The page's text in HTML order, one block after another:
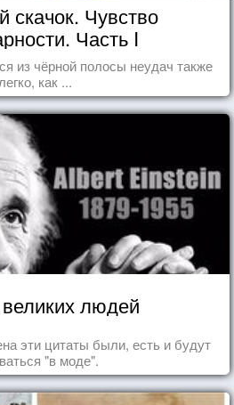
скачок. Чувство
Часть I
из чёрной полосы неудач также
легко, как ...
людей
эти цитаты были, есть и будут
"в моде".